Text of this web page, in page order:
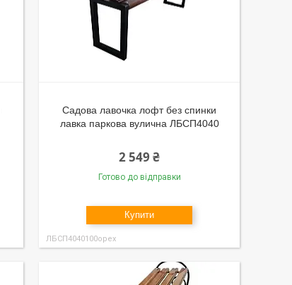
Садова лавочка лофт без спинки
лавка паркова вулична ЛБСП4040
2 549 ₴
Готово до відправки
Купити
ЛБСП4040100орех